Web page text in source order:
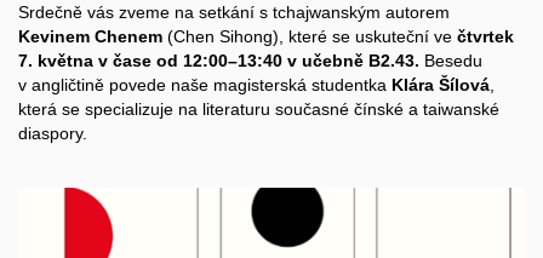
Srdečně vás zveme na setkání s tchajwanským autorem
Kevinem Chenem (Chen Sihong), které se uskuteční ve čtvrtek
7. května v čase od 12:00–13:40 v učebně B2.43. Besedu
v angličtině povede naše magisterská studentka Klára Šílová
která se specializuje na literaturu současné čínské a taiwanské
diaspory.